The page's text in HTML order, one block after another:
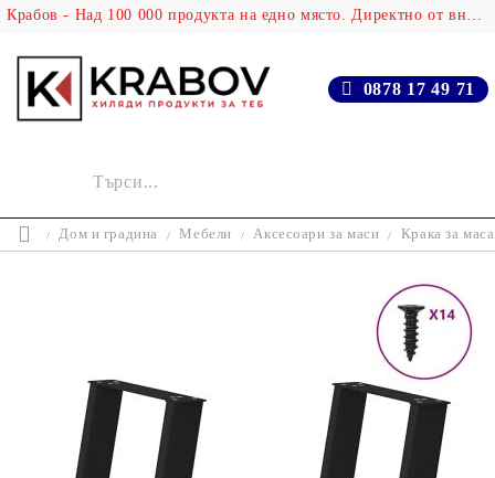
Крабов - Над 100 000 продукта на едно място. Директно от вносителя!
0878 17 49 71
Дом и градина Мебели Аксесоари за маси Крака за маса